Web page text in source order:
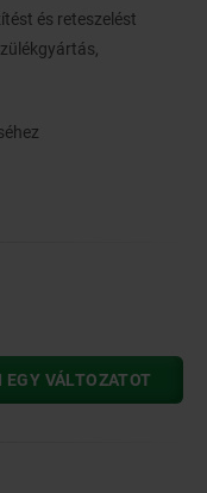
és reteszelést
VÁLTOZATOT